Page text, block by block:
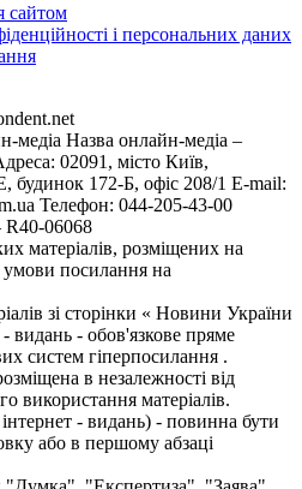
сайтом
і персональних даних
медіа Назва онлайн-медіа –
02091, місто Київ,
172-Б, офіс 208/1 E-mail:
Телефон: 044-205-43-00
R40-06068
матеріалів, розміщених на
умови посилання на
зі сторінки « Новини України
- видань - обов'язкове пряме
систем гіперпосилання .
в незалежності від
використання матеріалів.
- видань) - повинна бути
або в першому абзаці